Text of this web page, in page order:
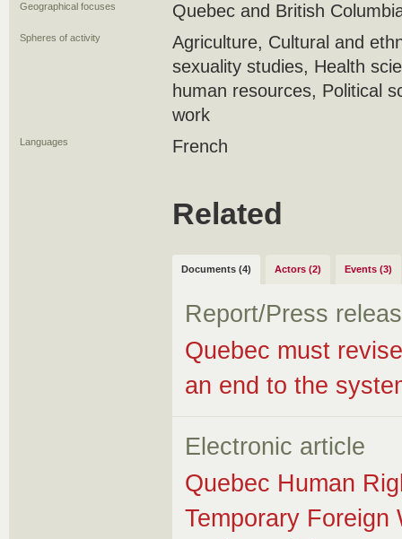
Geographical focuses Quebec and British
Spheres of activity
Agriculture, Cultural and
sexuality studies, Health
human resources, Political
work
Languages French
Related
Documents (4) Actors (2) Events (3)
Report/Press
Quebec must
an end to the
Electronic article
Quebec Human
Temporary Foreign